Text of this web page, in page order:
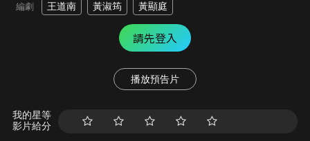
編劇 王道南 黃淑筠 黃顯庭
請先登入
播放預告片
我的星等
影片給分